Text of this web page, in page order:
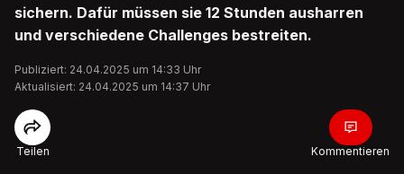
sichern. Dafür müssen sie 12 Stunden ausharren
und verschiedene Challenges bestreiten.
Publiziert: 24.04.2025 um 14:33 Uhr
Aktualisiert: 24.04.2025 um 14:37 Uhr
Teilen Kommentieren